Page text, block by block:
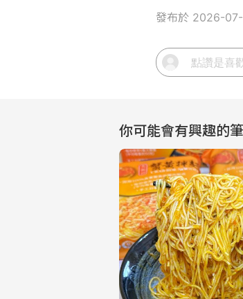
發布於 2026-
你可能會有興趣的